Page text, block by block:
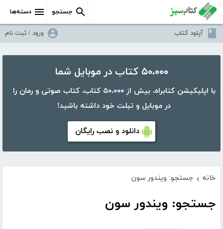
دسته‌ها جستجو
آپلود کتاب ورود / ثبت نام
۵۰،۰۰۰ کتاب در موبایل شما
با اپلیکیشن کتابراه، بیش از ۵۰،۰۰۰ کتاب، کتاب صوتی و رمان را
در موبایل و تبلت خود داشته باشید!
دانلود و نصب رایگان
خانه › جستجو: ویندور سون
جستجو: ویندور سون